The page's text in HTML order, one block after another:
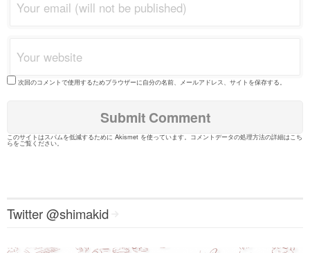
次回のコメントで使用するためブラウザーに自分の名前、メールアドレス、サイトを保存する。
このサイトはスパムを低減するために Akismet を使っています。 コメントデータの処理方法の詳細はこち
らをご覧ください。
Twitter @shimakid